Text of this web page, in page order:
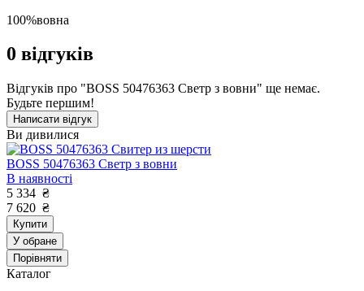
100%вовна
0 відгуків
Відгуків про "BOSS 50476363 Светр з вовни" ще немає.
Будьте першим!
Написати відгук
Ви дивилися
BOSS 50476363 Светр з вовни
В наявності
5 334 ₴
7 620 ₴
Купити
У обране
Порівняти
Каталог